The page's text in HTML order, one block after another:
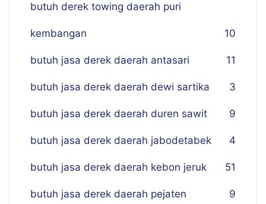
butuh derek towing daerah puri
kembangan 10
butuh jasa derek daerah antasari 11
butuh jasa derek daerah dewi sartika 3
butuh jasa derek daerah duren sawit 9
butuh jasa derek daerah jabodetabek 4
butuh jasa derek daerah kebon jeruk 51
butuh jasa derek daerah pejaten 9